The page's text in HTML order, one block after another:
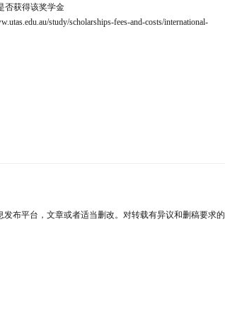
否获得该奖学金
study/scholarships-fees-and-costs/international-
布平台，文章或者适当删改。对转载有异议和删稿要求的